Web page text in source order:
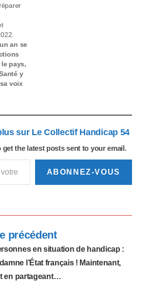
an se
pays,
y
voix
un
notre
sur Le Collectif Handicap 54
get the latest posts sent to your email.
ABONNEZ-VOUS
précédent
en situation de handicap :
l’État français ! Maintenant,
en partageant…